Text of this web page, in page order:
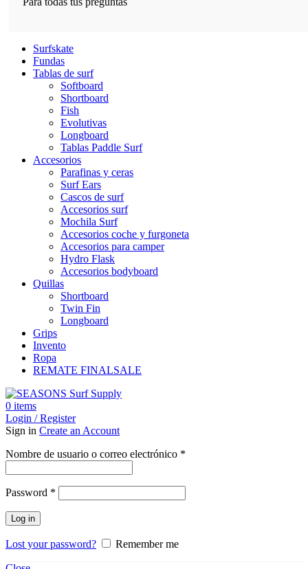
Surfskate
Fundas
Tablas de surf
Softboard
Shortboard
Fish
Evolutivas
Longboard
Tablas Paddle Surf
Accesorios
Parafinas y ceras
Surf Ears
Cascos de surf
Accesorios surf
Mochila Surf
Accesorios coche y furgoneta
Accesorios para camper
Hydro Flask
Accesorios bodyboard
Quillas
Shortboard
Twin Fin
Longboard
Grips
Invento
Ropa
REMATE FINALSALE
0 items
Login / Register
Sign in Create an Account
Nombre de usuario o correo electrónico *
Password *
Log in
Lost your password? Remember me